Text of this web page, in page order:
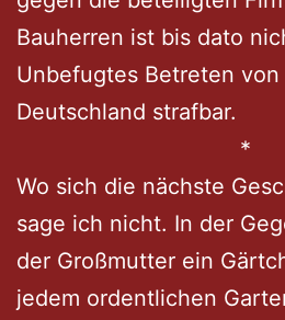
Bauherren ist bis dato
Unbefugtes Betreten
Deutschland strafbar.
*
Wo sich die nächste
sage ich nicht. In der
der Großmutter ein
jedem ordentlichen